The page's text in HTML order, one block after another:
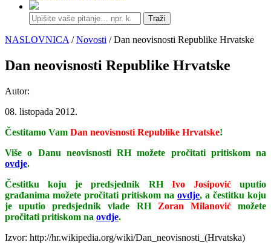
Traži
NASLOVNICA /Novosti / Dan neovisnosti Republike Hrvatske
Dan neovisnosti Republike Hrvatske
Autor:
08. listopada 2012.
Čestitamo Vam Dan neovisnosti Republike Hrvatske!
Više o Danu neovisnosti RH možete pročitati pritiskom na
ovdje.
Čestitku koju je predsjednik RH Ivo Josipovićuputio
građanima možete pročitati pritiskom na ovdje, a čestitku koju
je uputio predsjednik vlade RH Zoran Milanovićmožete
pročitati pritiskom na ovdje.
Izvor: http://hr.wikipedia.org/wiki/Dan_neovisnosti_(Hrvatska)